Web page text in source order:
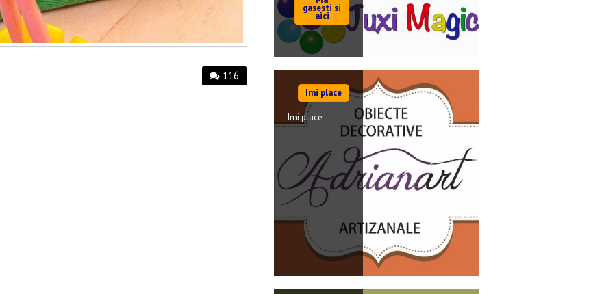
116
gasesti si
aici
Imi place
Imi place